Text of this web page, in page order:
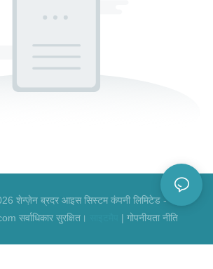
शेन्ज़ेन ब्रदर आइस सिस्टम कंपनी लिमिटेड -
सर्वाधिकार सुरक्षित।
| गोपनीयता नीति